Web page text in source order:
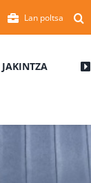
Lan poltsa
JAKINTZA